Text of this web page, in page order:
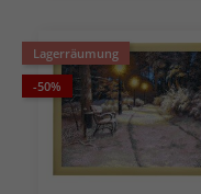
Lagerräumung
-50%